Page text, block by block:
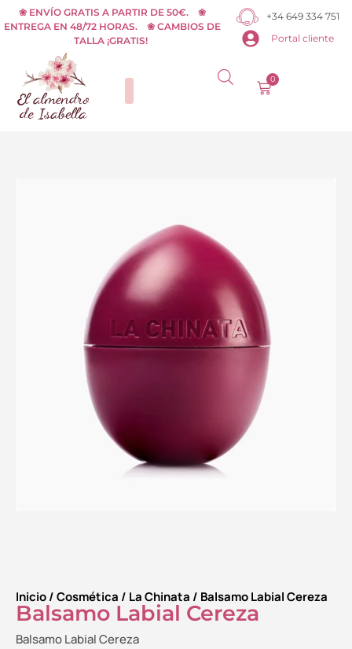
al
contenido
❀ ENVÍO GRATIS A PARTIR DE 50€. ❀
ENTREGA EN 48/72 HORAS. ❀ CAMBIOS DE
TALLA ¡GRATIS!
+34 649 334 751
Portal cliente
0
Carrito
Inicio/Cosmética / La Chinata / Balsamo Labial Cereza
Balsamo Labial Cereza
Balsamo Labial Cereza